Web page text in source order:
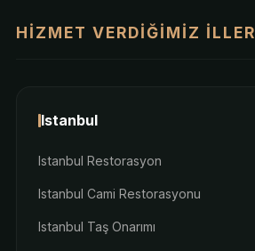
HIZMET VERDIĞIMIZ İLLER
Istanbul
Istanbul Restorasyon
Istanbul Cami Restorasyonu
Istanbul Taş Onarımı